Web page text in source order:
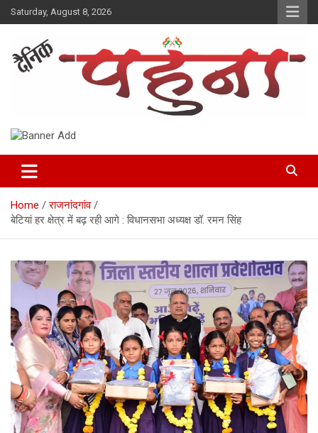
Skip
to
Saturday, August 8, 2026
Dainik Pahuna
Home
राजनांदगांव
बेटियां हर क्षेत्र में बढ़ रही आगे : विधानसभा अध्यक्ष डॉ. रमन सिंह